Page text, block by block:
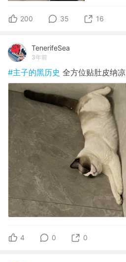
200 35 16
TenerifeSea
3年前
#主子的黑历史 全方位贴肚皮纳凉
4 0 0